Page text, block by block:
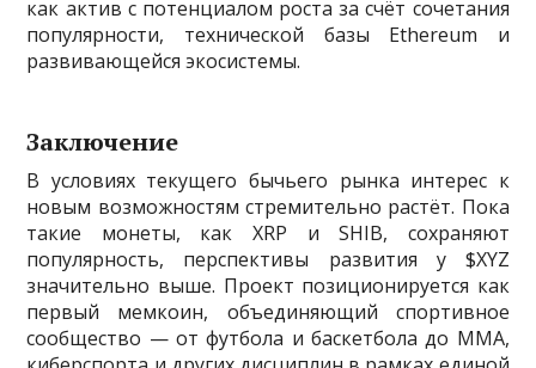
как актив с потенциалом роста за счёт сочетания
популярности, технической базы Ethereum и
развивающейся экосистемы.
Заключение
В условиях текущего бычьего рынка интерес к
новым возможностям стремительно растёт. Пока
такие монеты, как XRP и SHIB, сохраняют
популярность, перспективы развития у $XYZ
значительно выше. Проект позиционируется как
первый мемкоин, объединяющий спортивное
сообщество — от футбола и баскетбола до ММА,